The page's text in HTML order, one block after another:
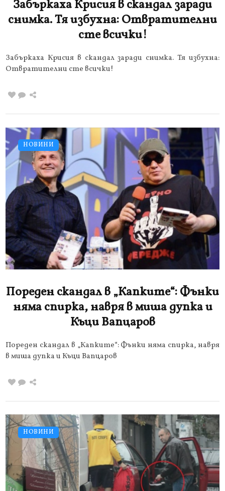
Забъркаха Крисия в скандал заради
снимка. Тя избухна: Отвратителни
сте всички!
Забъркаха Крисия в скандал заради снимка. Тя избухна:
Отвратителни сте всички!
НОВИНИ
Пореден скандал в „Капките“: Фънки
няма спирка, навря в миша дупка и
Къци Вапцаров
Пореден скандал в „Капките“: Фънки няма спирка, навря
в миша дупка и Къци Вапцаров
НОВИНИ